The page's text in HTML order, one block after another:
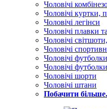
Чоловічі
Чоловічі куртки,
Чоловічі легінси
Чоловічі плавки
Чоловічі
Чоловічі
Чоловічі
Чоловічі
Чоловічі шорти
Чоловічі штани
Побачити